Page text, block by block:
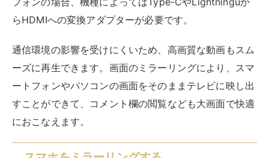
スマートフォンの画面をワイヤレスでテレビに映し出す
接続不要で、スマートフォンの操作性をそのまま活かせ
ます。複数の人でコンテンツを共有したい場合にはとく
に便利です。
主なミラーリング方法には、機種によってMiracast・
ぞれの規格に対応している必要がありますが、最近のス